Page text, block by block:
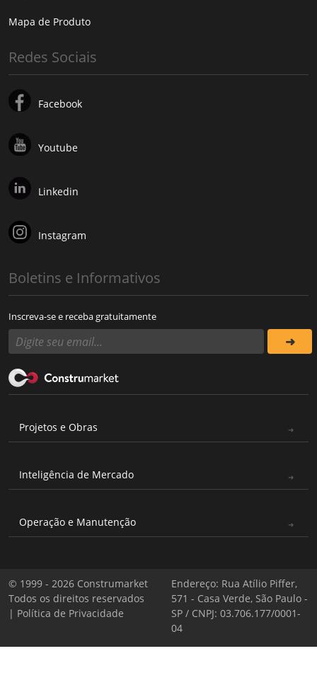
Mapa de Produto
Redes Sociais
Facebook
Youtube
Linkedin
Instagram
Boletins e Informativos
Inscreva-se e receba gratuitamente
Projetos e Obras
Inteligência de Mercado
Operação e Manutenção
© 1999 - 2026 Construmarket
Todos os direitos reservados
| Política de Privacidade
Endereço: Rua Atílio Piffer,
571 - Casa Verde, São Paulo -
SP / CNPJ: 03.706.177/0001-
04